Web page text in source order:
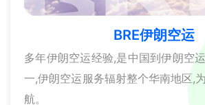
BRE伊朗空运
多年伊朗空运经验,是中国到伊朗空
一,伊朗空运服务辐射整个华南地区,
航。